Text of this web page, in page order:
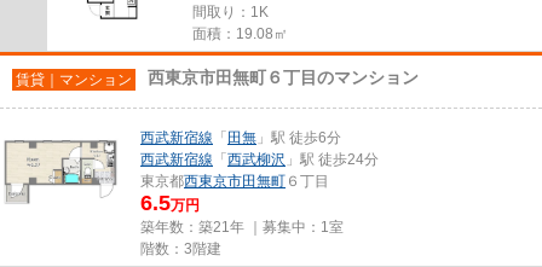
間取り：1K
面積：19.08㎡
賃貸｜マンション 西東京市田無町６丁目のマンション
西武新宿線 「 田無 」駅 徒歩6分
西武新宿線 「 西武柳沢 」駅 徒歩24分
東京都西東京市田無町 ６丁目
6.5万円
築年数：築21年 ｜募集中： 1室
階数：3階建